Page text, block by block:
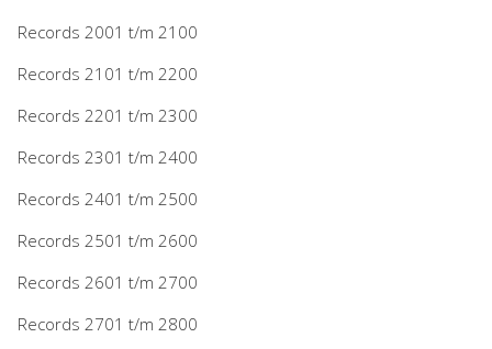
Records 2001 t/m 2100
Records 2101 t/m 2200
Records 2201 t/m 2300
Records 2301 t/m 2400
Records 2401 t/m 2500
Records 2501 t/m 2600
Records 2601 t/m 2700
Records 2701 t/m 2800